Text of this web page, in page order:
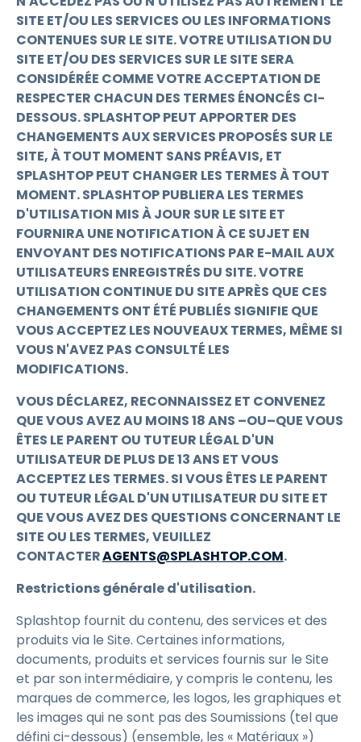
SITE ET/OU LES SERVICES OU LES INFORMATIONS
CONTENUES SUR LE SITE. VOTRE UTILISATION DU
SITE ET/OU DES SERVICES SUR LE SITE SERA
CONSIDÉRÉE COMME VOTRE ACCEPTATION DE
RESPECTER CHACUN DES TERMES ÉNONCÉS CI-
DESSOUS. SPLASHTOP PEUT APPORTER DES
CHANGEMENTS AUX SERVICES PROPOSÉS SUR LE
SITE, À TOUT MOMENT SANS PRÉAVIS, ET
SPLASHTOP PEUT CHANGER LES TERMES À TOUT
MOMENT. SPLASHTOP PUBLIERA LES TERMES
D'UTILISATION MIS À JOUR SUR LE SITE ET
FOURNIRA UNE NOTIFICATION À CE SUJET EN
ENVOYANT DES NOTIFICATIONS PAR E-MAIL AUX
UTILISATEURS ENREGISTRÉS DU SITE. VOTRE
UTILISATION CONTINUE DU SITE APRÈS QUE CES
CHANGEMENTS ONT ÉTÉ PUBLIÉS SIGNIFIE QUE
VOUS ACCEPTEZ LES NOUVEAUX TERMES, MÊME SI
VOUS N'AVEZ PAS CONSULTÉ LES
MODIFICATIONS.
VOUS DÉCLAREZ, RECONNAISSEZ ET CONVENEZ
QUE VOUS AVEZ AU MOINS 18 ANS –OU–QUE VOUS
ÊTES LE PARENT OU TUTEUR LÉGAL D'UN
UTILISATEUR DE PLUS DE 13 ANS ET VOUS
ACCEPTEZ LES TERMES. SI VOUS ÊTES LE PARENT
OU TUTEUR LÉGAL D'UN UTILISATEUR DU SITE ET
QUE VOUS AVEZ DES QUESTIONS CONCERNANT LE
SITE OU LES TERMES, VEUILLEZ
CONTACTERAGENTS@SPLASHTOP.COM.
Restrictions générale d'utilisation.
Splashtop fournit du contenu, des services et des
produits via le Site. Certaines informations,
documents, produits et services fournis sur le Site
et par son intermédiaire, y compris le contenu, les
marques de commerce, les logos, les graphiques et
les images qui ne sont pas des Soumissions (tel que
défini ci-dessous) (ensemble, les « Matériaux »)